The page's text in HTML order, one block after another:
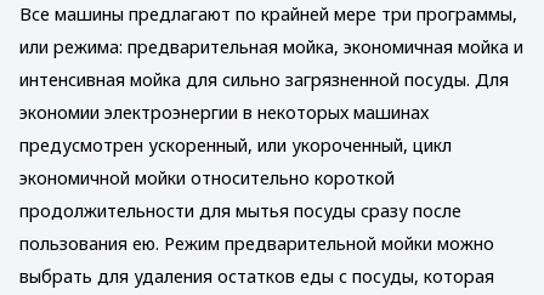
Все машины предлагают по крайней мере три программы,
или режима: предварительная мойка, экономичная мойка и
интенсивная мойка для сильно загрязненной посуды. Для
экономии электроэнергии в некоторых машинах
предусмотрен ускоренный, или укороченный, цикл
экономичной мойки относительно короткой
продолжительности для мытья посуды сразу после
пользования ею. Режим предварительной мойки можно
выбрать для удаления остатков еды с посуды, которая